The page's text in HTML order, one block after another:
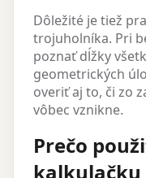
Dôležité je tiež
trojuholníka. Pri
poznať dĺžky
geometrických
overiť aj to, či zo
vôbec vznikne.
Prečo
kalkulačku